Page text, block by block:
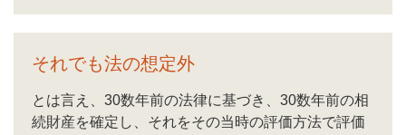
それでも法の想定外
とは言え、30数年前の法律に基づき、30数年前の相
続財産を確定し、それをその当時の評価方法で評価